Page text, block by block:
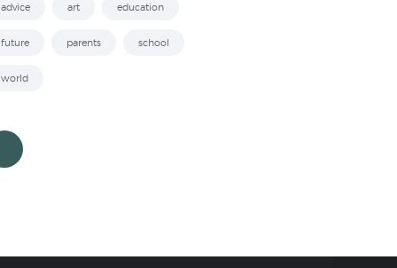
advice art education
future parents school
world